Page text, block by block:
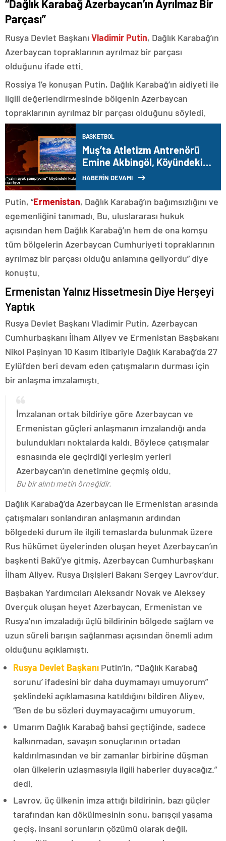
“Dağlık Karabağ Azerbaycan’ın Ayrılmaz Bir
Parçası”
Rusya Devlet Başkanı Vladimir Putin, Dağlık Karabağ’ın
Azerbaycan topraklarının ayrılmaz bir parçası
olduğunu ifade etti.
Rossiya 1’e konuşan Putin, Dağlık Karabağ’ın aidiyeti ile
ilgili değerlendirmesinde bölgenin Azerbaycan
topraklarının ayrılmaz bir parçası olduğunu söyledi.
BASKETBOL
Muş’ta Atletizm Antrenörü
Emine Akbingöl, Köyündeki
Kız Çocuklarını Yarışmalara
HABERİN DEVAMI
Putin, “Ermenistan, Dağlık Karabağ’ın bağımsızlığını ve
egemenliğini tanımadı. Bu, uluslararası hukuk
açısından hem Dağlık Karabağ’ın hem de ona komşu
tüm bölgelerin Azerbaycan Cumhuriyeti topraklarının
ayrılmaz bir parçası olduğu anlamına geliyordu” diye
konuştu.
Ermenistan Yalnız Hissetmesin Diye Herşeyi
Yaptık
Rusya Devlet Başkanı Vladimir Putin, Azerbaycan
Cumhurbaşkanı İlham Aliyev ve Ermenistan Başbakanı
Nikol Paşinyan 10 Kasım itibariyle Dağlık Karabağ’da 27
Eylül’den beri devam eden çatışmaların durması için
bir anlaşma imzalamıştı.
İmzalanan ortak bildiriye göre Azerbaycan ve
Ermenistan güçleri anlaşmanın imzalandığı anda
bulundukları noktalarda kaldı. Böylece çatışmalar
esnasında ele geçirdiği yerleşim yerleri
Azerbaycan’ın denetimine geçmiş oldu.
Bu bir alıntı metin örneğidir.
Dağlık Karabağ’da Azerbaycan ile Ermenistan arasında
çatışmaları sonlandıran anlaşmanın ardından
bölgedeki durum ile ilgili temaslarda bulunmak üzere
Rus hükümet üyelerinden oluşan heyet Azerbaycan’ın
başkenti Bakü’ye gitmiş, Azerbaycan Cumhurbaşkanı
İlham Aliyev, Rusya Dışişleri Bakanı Sergey Lavrov’dur.
Başbakan Yardımcıları Aleksandr Novak ve Aleksey
Overçuk oluşan heyet Azerbaycan, Ermenistan ve
Rusya’nın imzaladığı üçlü bildirinin bölgede sağlam ve
uzun süreli barışın sağlanması açısından önemli adım
olduğunu açıklamıştı.
Rusya Devlet Başkanı Putin’in, “‘Dağlık Karabağ
sorunu’ ifadesini bir daha duymamayı umuyorum”
şeklindeki açıklamasına katıldığını bildiren Aliyev,
“Ben de bu sözleri duymayacağımı umuyorum.
Umarım Dağlık Karabağ bahsi geçtiğinde, sadece
kalkınmadan, savaşın sonuçlarının ortadan
kaldırılmasından ve bir zamanlar birbirine düşman
olan ülkelerin uzlaşmasıyla ilgili haberler duyacağız.”
dedi.
Lavrov, üç ülkenin imza attığı bildirinin, bazı güçler
tarafından kan dökülmesinin sonu, barışçıl yaşama
geçiş, insani sorunların çözümü olarak değil,